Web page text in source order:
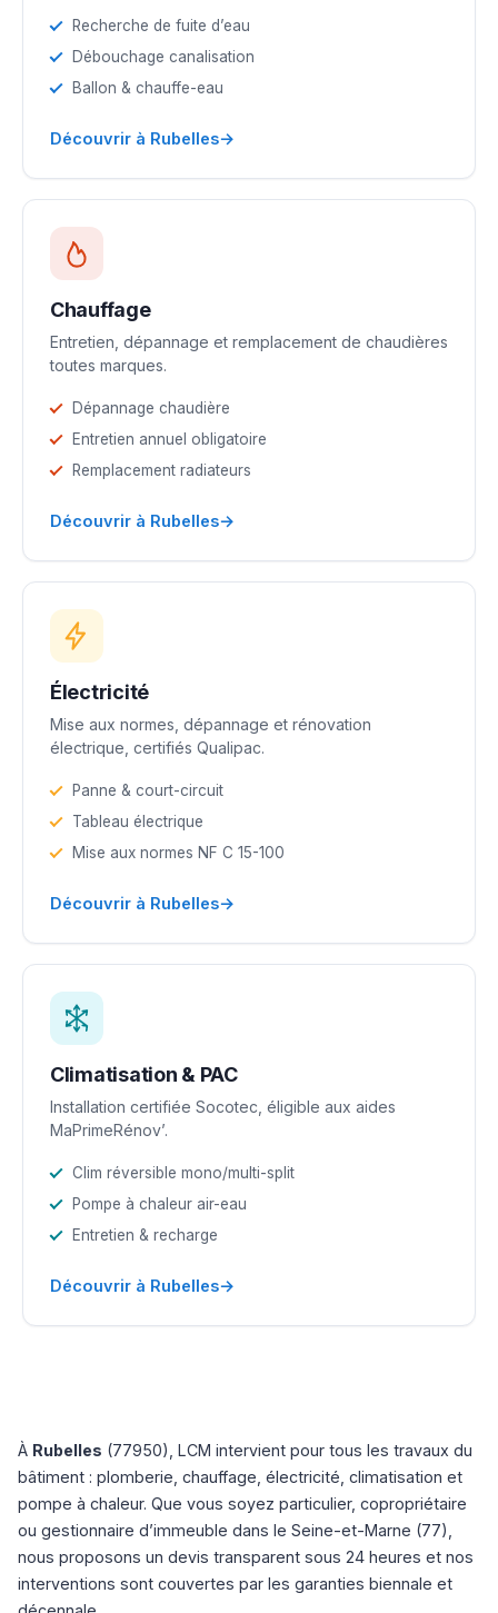
Recherche de fuite d’eau
Débouchage canalisation
Ballon & chauffe-eau
Découvrir à Rubelles→
Chauffage
Entretien, dépannage et remplacement de chaudières
toutes marques.
Dépannage chaudière
Entretien annuel obligatoire
Remplacement radiateurs
Découvrir à Rubelles→
Électricité
Mise aux normes, dépannage et rénovation
électrique, certifiés Qualipac.
Panne & court-circuit
Tableau électrique
Mise aux normes NF C 15-100
Découvrir à Rubelles→
Climatisation & PAC
Installation certifiée Socotec, éligible aux aides
MaPrimeRénov’.
Clim réversible mono/multi-split
Pompe à chaleur air-eau
Entretien & recharge
Découvrir à Rubelles→
À Rubelles (77950), LCM intervient pour tous les travaux du
bâtiment : plomberie, chauffage, électricité, climatisation et
pompe à chaleur. Que vous soyez particulier, copropriétaire
ou gestionnaire d’immeuble dans le Seine-et-Marne (77),
nous proposons un devis transparent sous 24 heures et nos
interventions sont couvertes par les garanties biennale et